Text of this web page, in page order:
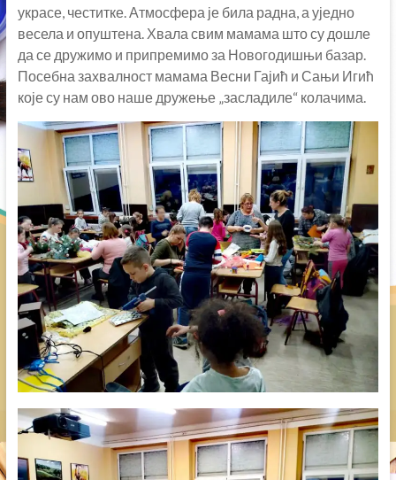
украсе, честитке. Атмосфера је била радна, а уједно
весела и опуштена. Хвала свим мамама што су дошле
да се дружимо и припремимо за Новогодишњи базар.
Посебна захвалност мамама Весни Гајић и Сањи Игић
које су нам ово наше дружење „засладиле“ колачима.